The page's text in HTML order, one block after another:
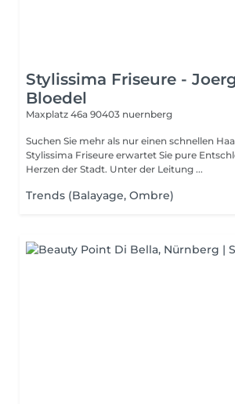
Stylissima Friseure -
Bloedel
Maxplatz 46a 90403 nuernberg
Suchen Sie mehr als nur einen schnellen
Stylissima Friseure erwartet Sie pure
Herzen der Stadt. Unter der Leitung ...
Trends (Balayage, Ombre)